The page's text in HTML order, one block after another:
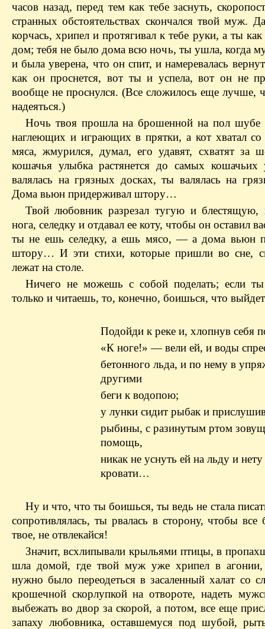
часов назад, перед тем как тебе заснуть,
странных обстоятельствах скончался твой муж.
корчась, хрипел и протягивал к тебе руки, а ты
дом; тебя не было дома всю ночь, ты ушла, когда
и была уверена, что он спит, и намеревалась
как он проснется, вот ты и успела, вот он не
вообще не проснулся. (Все сложилось еще лучше,
надеяться.)
Ночь твоя прошла на брошенной на пол шубе
наглеющих и играющих в прятки, а кот хватал со
мяса, жмурился, думал, его удавят, схватят за
кошачья улыбка растянется до самых
валялась на грязных досках, ты валялась на
Дома вьюн придерживал штору…
Твой любовник разрезал тугую и блестящую,
нога, селедку и отдавал ее коту, чтобы он оставил
ты не ешь селедку, а ешь мясо, — а дома вьюн
штору… И эти стихи, которые пришли во сне,
лежат на столе.
Ничего не можешь с собой поделать; если
только и читаешь, то, конечно, боишься, что
Подойди к реке и, хлопнув себя
«К ноге!» — вели ей, и воды
бетонного льда, и по нему в
другими
беги к водопою;
у лунки сидит рыбак и
рыбины, с разинутым ртом
помощь,
никак не уснуть ей на льду и
кровати…
Ну и что, что ты боишься, ты ведь не стала
сопротивлялась, ты рвалась в сторону, чтобы все
твое, не отвлекайся!
Значит, всхлипывали крыльями птицы, в
шла домой, где твой муж уже хрипел в
нужно было переодеться в засаленный халат со
крошечной скорлупкой на отвороте, надеть
выбежать во двор за скорой, а потом, все еще
запаху любовника, оставшемуся под шубой,